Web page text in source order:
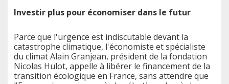
Investir plus pour économiser dans le futur
Parce que l'urgence est indiscutable devant la
catastrophe climatique, l'économiste et spécialiste
du climat Alain Granjean, président de la fondation
Nicolas Hulot, appelle à libérer le financement de la
transition écologique en France, sans attendre que